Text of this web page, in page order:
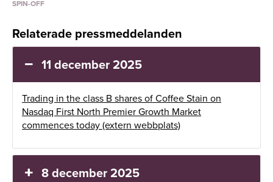
SPIN-OFF
Relaterade pressmeddelanden
11 december 2025
Trading in the class B shares of Coffee Stain on
Nasdaq First North Premier Growth Market
commences today (extern webbplats)
8 december 2025